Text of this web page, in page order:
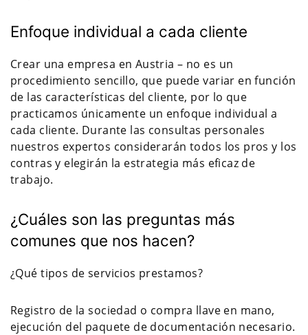
Enfoque individual a cada cliente
Crear una empresa en Austria – no es un
procedimiento sencillo, que puede variar en función
de las características del cliente, por lo que
practicamos únicamente un enfoque individual a
cada cliente. Durante las consultas personales
nuestros expertos considerarán todos los pros y los
contras y elegirán la estrategia más eficaz de
trabajo.
¿Cuáles son las preguntas más
comunes que nos hacen?
¿Qué tipos de servicios prestamos?
Registro de la sociedad o compra llave en mano,
ejecución del paquete de documentación necesario.